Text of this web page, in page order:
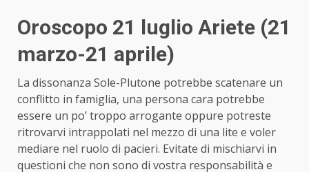
Oroscopo 21 luglio Ariete (21
marzo-21 aprile)
La dissonanza Sole-Plutone potrebbe scatenare un
conflitto in famiglia, una persona cara potrebbe
essere un po’ troppo arrogante oppure potreste
ritrovarvi intrappolati nel mezzo di una lite e voler
mediare nel ruolo di pacieri. Evitate di mischiarvi in
questioni che non sono di vostra responsabilità e